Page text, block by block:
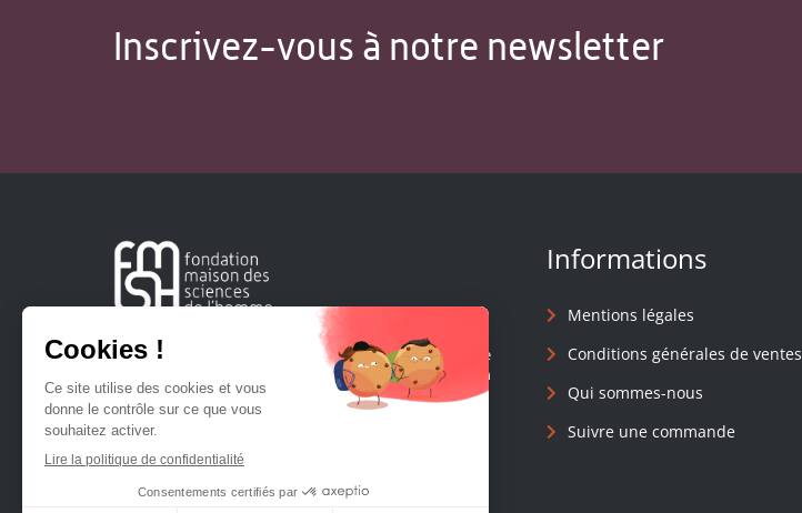
Inscrivez-vous à notre newsletter
Créée en 1963, la Fondation Maison Sciences de l'Homme
soutient la recherche et la diffusion des connaissances en
sciences humaines et sociales.
Informations
Mentions légales
Conditions générales de ventes
Qui sommes-nous
Suivre une commande